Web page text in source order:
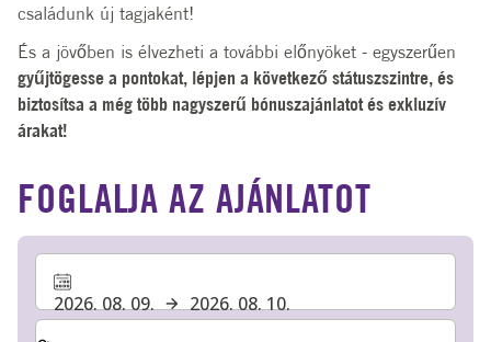
családunk új tagjaként!
És a jövőben is élvezheti a további előnyöket - egyszerűen
gyűjtögesse a pontokat, lépjen a következő státuszszintre, és
biztosítsa a még több nagyszerű bónuszajánlatot és exkluzív
árakat!
FOGLALJA AZ AJÁNLATOT
2026. 08. 09.
2026. 08. 10.
Válassza ki a szobák és a vendégek számát